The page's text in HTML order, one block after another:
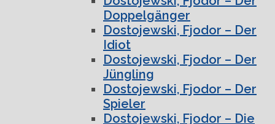
Doppelgänger
Dostojewski, Fjodor – Der
Idiot
Dostojewski, Fjodor – Der
Jüngling
Dostojewski, Fjodor – Der
Spieler
Dostojewski, Fjodor – Die